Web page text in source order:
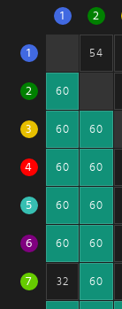
1 2
1 54
2 60
3 60 60
4 60 60
5 60 60
6 60 60
7 32 60